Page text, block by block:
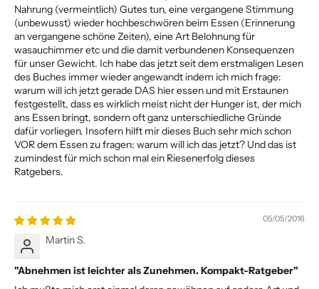
Nahrung (vermeintlich) Gutes tun, eine vergangene Stimmung
(unbewusst) wieder hochbeschwören beim Essen (Erinnerung
an vergangene schöne Zeiten), eine Art Belohnung für
wasauchimmer etc und die damit verbundenen Konsequenzen
für unser Gewicht. Ich habe das jetzt seit dem erstmaligen Lesen
des Buches immer wieder angewandt indem ich mich frage:
warum will ich jetzt gerade DAS hier essen und mit Erstaunen
festgestellt, dass es wirklich meist nicht der Hunger ist, der mich
ans Essen bringt, sondern oft ganz unterschiedliche Gründe
dafür vorliegen. Insofern hilft mir dieses Buch sehr mich schon
VOR dem Essen zu fragen: warum will ich das jetzt? Und das ist
zumindest für mich schon mal ein Riesenerfolg dieses
Ratgebers.
05/05/2016
Martin S.
"Abnehmen ist leichter als Zunehmen. Kompakt-Ratgeber"